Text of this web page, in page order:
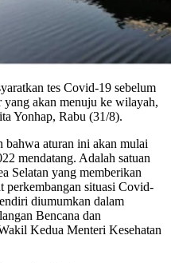
tes Covid-19 sebelum
yang akan menuju ke wilayah,
Yonhap, Rabu (31/8).
bahwa aturan ini akan mulai
mendatang. Adalah satuan
Selatan yang memberikan
perkembangan situasi Covid-
diumumkan dalam
Bencana dan
Kedua Menteri Kesehatan